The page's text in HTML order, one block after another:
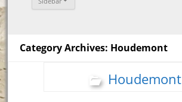
Category Archives: Houdemont
Houdemont